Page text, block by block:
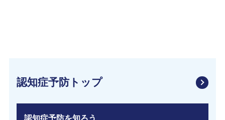
認知症予防トップ
認知症予防を知ろう